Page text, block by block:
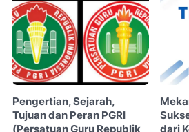
Pengertian, Sejarah,
Tujuan dan Peran PGRI
(Persatuan Guru Republik
dari